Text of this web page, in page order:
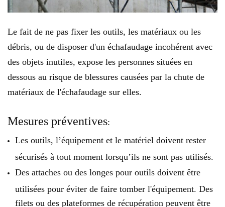
Le fait de ne pas fixer les outils, les matériaux ou les
débris, ou de disposer d'un échafaudage incohérent avec
des objets inutiles, expose les personnes situées en
dessous au risque de blessures causées par la chute de
matériaux de l'échafaudage sur elles.
Mesures préventives:
Les outils, l’équipement et le matériel doivent rester
sécurisés à tout moment lorsqu’ils ne sont pas utilisés.
Des attaches ou des longes pour outils doivent être
utilisées pour éviter de faire tomber l'équipement. Des
filets ou des plateformes de récupération peuvent être